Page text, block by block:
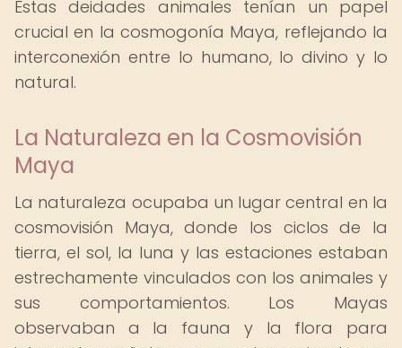
Estas deidades animales tenían un papel
crucial en la cosmogonía Maya, reflejando la
interconexión entre lo humano, lo divino y lo
natural.
La Naturaleza en la Cosmovisión
Maya
La naturaleza ocupaba un lugar central en la
cosmovisión Maya, donde los ciclos de la
tierra, el sol, la luna y las estaciones estaban
estrechamente vinculados con los animales y
sus comportamientos. Los Mayas
observaban a la fauna y la flora para